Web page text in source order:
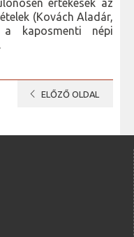
értékesek az
(Kovách Aladár,
kaposmenti népi
chevron_left ELŐZŐ OLDAL